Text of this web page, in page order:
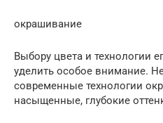
окрашивание
Выбору цвета и технологии
уделить особое внимание.
современные технологии
насыщенные, глубокие